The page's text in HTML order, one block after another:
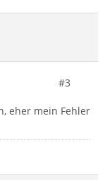
#3
eher mein Fehler